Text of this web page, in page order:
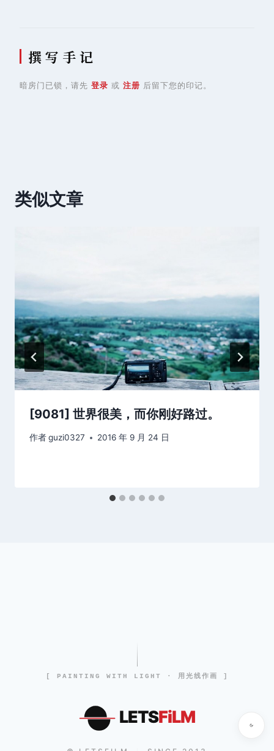
撰 写 手 记
暗房门已锁，请先 登录 或 注册 后留下您的印记。
类似文章
[9081] 世界很美，而你刚好路过。
作者guzi0327 2016 年 9 月 24 日
[ PAINTING WITH LIGHT · 用光线作画 ]
LETSFiLM